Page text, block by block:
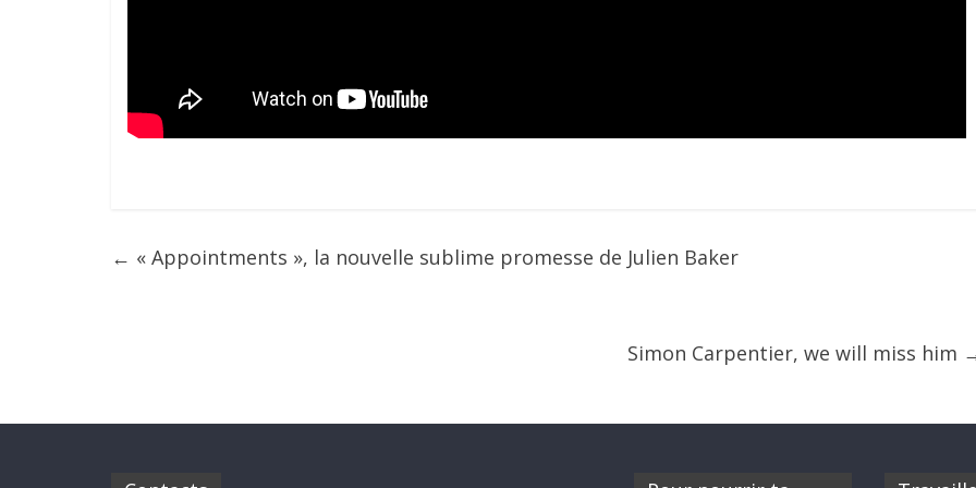
← « Appointments », la nouvelle sublime promesse de Julien Baker
Simon Carpentier, we will miss him